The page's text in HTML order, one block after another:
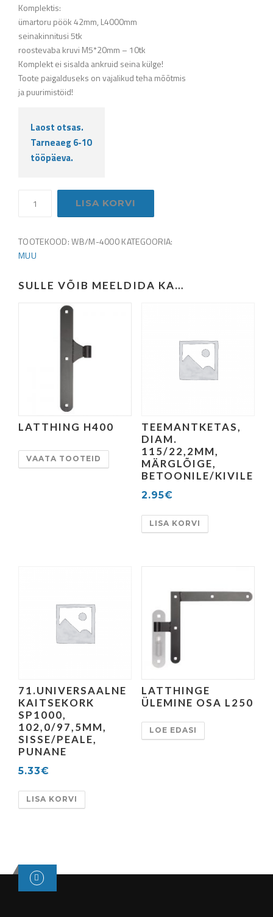
Komplektis:
ümartoru pöök 42mm, L4000mm
seinakinnitusi 5tk
roostevaba kruvi M5*20mm – 10tk
Komplekt ei sisalda ankruid seina külge!
Toote paigalduseks on vajalikud teha mõõtmis
ja puurimistöid!
Laost otsas.
Tarneaeg 6-10
tööpäeva.
(pöök)
komplekt
42/L4000mm,
roostevaba,
LISA KORVI
TOOTEKOOD:WB/M-4000KATEGOORIA:
MUU
SULLE VÕIB MEELDIDA KA…
LATTHING H400
VAATA TOOTEID
TEEMANTKETAS,
DIAM.
115/22,2MM,
MÄRGLÕIGE,
BETOONILE/KIVILE
2.95€
LISA KORVI
71.UNIVERSAALNE
KAITSEKORK
SP1000,
102,0/97,5MM,
SISSE/PEALE,
PUNANE
5.33€
LISA KORVI
LATTHINGE
ÜLEMINE OSA L250
LOE EDASI